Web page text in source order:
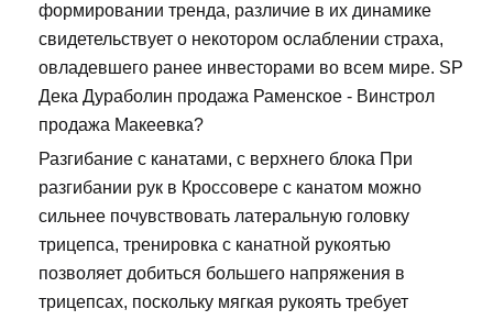
формировании тренда, различие в их динамике
свидетельствует о некотором ослаблении страха,
овладевшего ранее инвесторами во всем мире. SP
Дека Дураболин продажа Раменское - Винстрол
продажа Макеевка?
Разгибание с канатами, с верхнего блока При
разгибании рук в Кроссовере с канатом можно
сильнее почувствовать латеральную головку
трицепса, тренировка с канатной рукоятью
позволяет добиться большего напряжения в
трицепсах, поскольку мягкая рукоять требует